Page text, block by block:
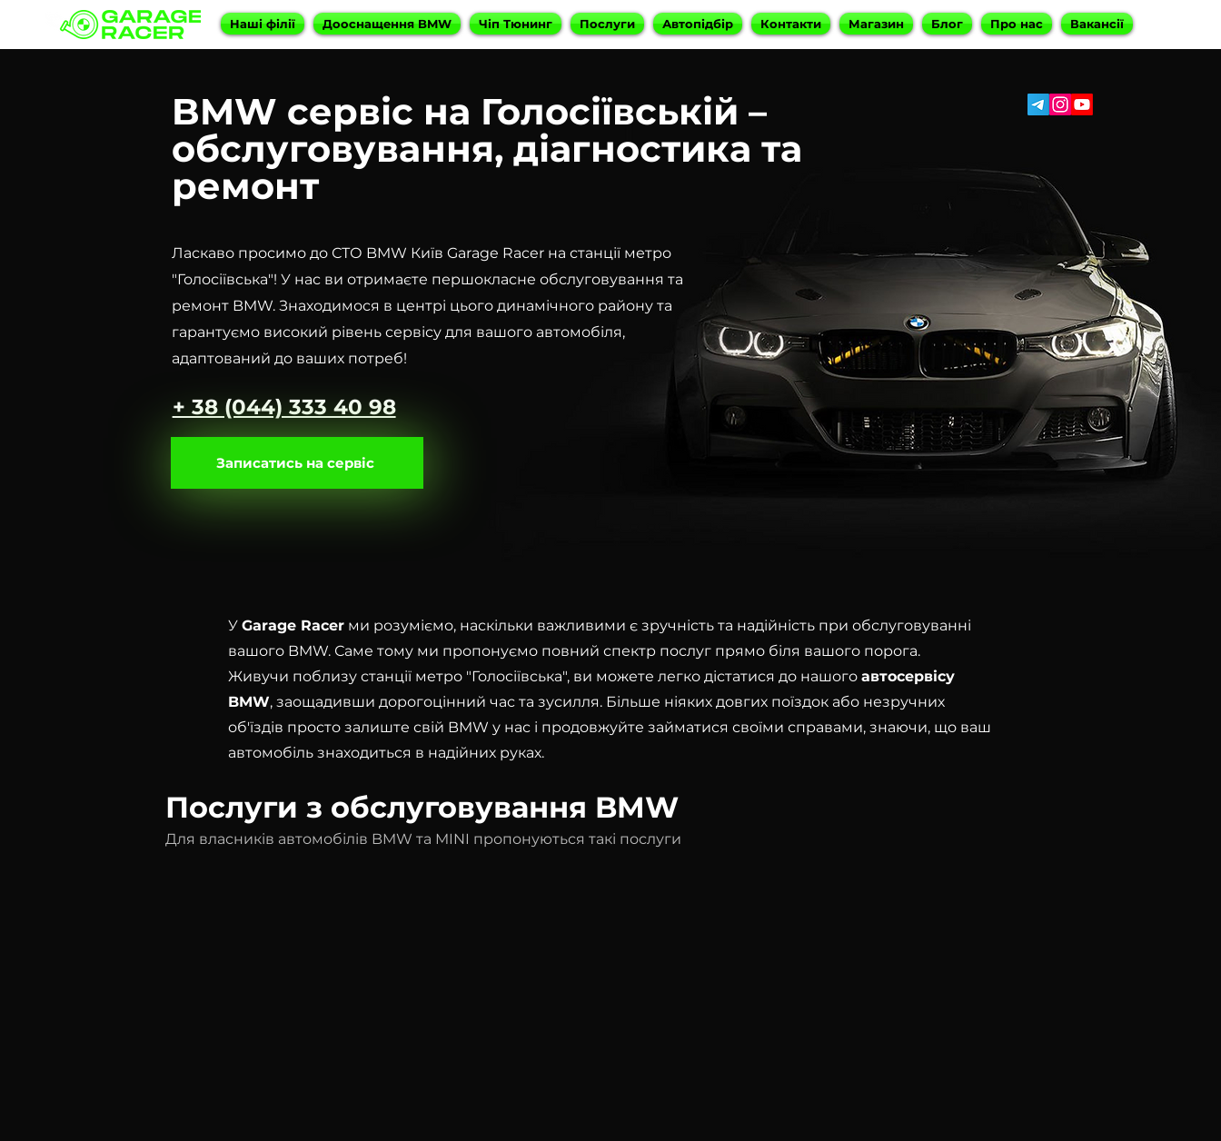
Наші філії Дооснащення BMW Чіп Тюнинг Послуги Автопідбір Контакти Магазин Блог Про нас Вакансії
BMW сервіс на Голосіївській –
обслуговування, діагностика та
ремонт
Ласкаво просимо до СТО BMW Київ Garage Racer на станції метро
"Голосіївська"! У нас ви отримаєте першокласне обслуговування та
ремонт BMW. Знаходимося в центрі цього динамічного району та
гарантуємо високий рівень сервісу для вашого автомобіля,
адаптований до ваших потреб!
+ 38 (044) 333 40 98
Записатись на сервіс
У Garage Racer ми розуміємо, наскільки важливими є зручність та надійність при обслуговуванні
вашого BMW. Саме тому ми пропонуємо повний спектр послуг прямо біля вашого порога.
Живучи поблизу станції метро "Голосіївська", ви можете легко дістатися до нашого автосервісу
BMW, заощадивши дорогоцінний час та зусилля. Більше ніяких довгих поїздок або незручних
об'їздів просто залиште свій BMW у нас і продовжуйте займатися своїми справами, знаючи, що ваш
автомобіль знаходиться в надійних руках.
Послуги з обслуговування BMW
Для власників автомобілів BMW та MINI пропонуються такі послуги